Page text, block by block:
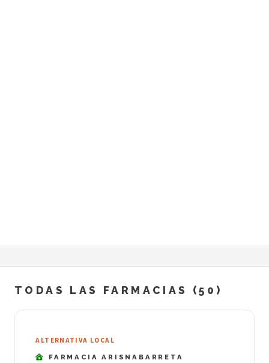
TODAS LAS FARMACIAS (50)
ALTERNATIVA LOCAL
FARMACIA ARISNABARRETA